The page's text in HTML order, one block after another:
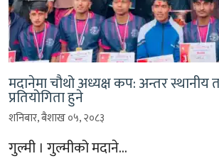
मदानेमा चौथो अध्यक्ष कप: अन्तर
प्रतियोगिता हुने
शनिबार, बैशाख ०५, २०८३
गुल्मी । गुल्मीको मदाने…